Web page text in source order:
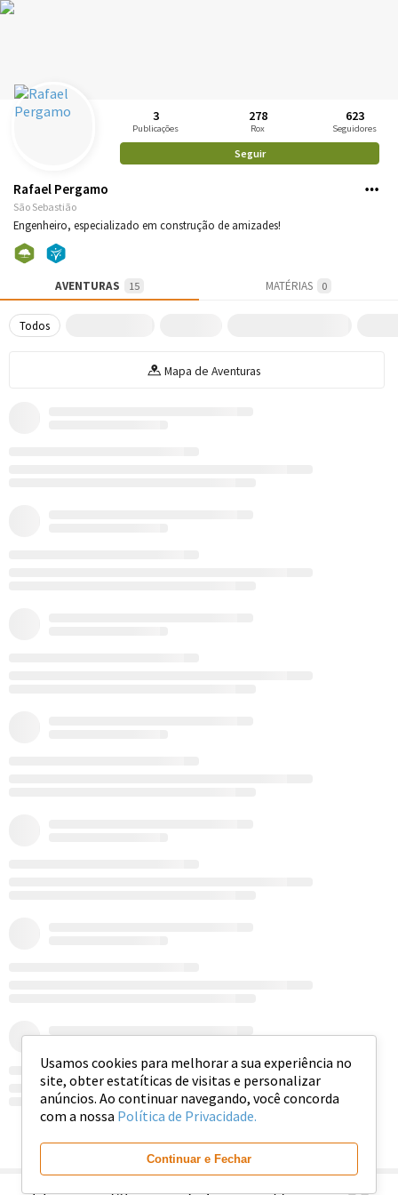
Usamos cookies para melhorar a sua experiência no
site, obter estatíticas de visitas e personalizar
anúncios. Ao continuar navegando, você concorda
com a nossa Política de Privacidade.
Continuar e Fechar
3
Publicações
278
Rox
623
Seguidores
Seguir
Rafael Pergamo
São Sebastião
Engenheiro, especializado em construção de amizades!
AVENTURAS 15 MATÉRIAS 0
Todos
Mapa de Aventuras